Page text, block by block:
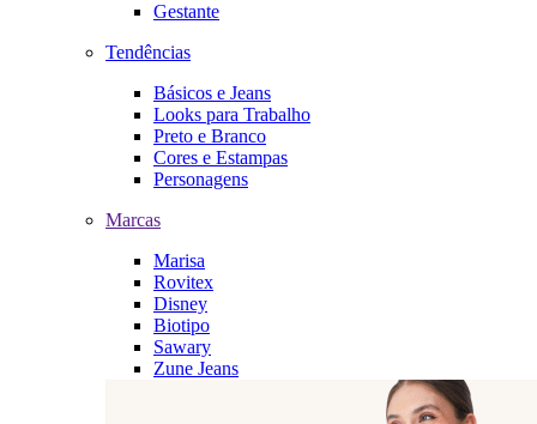
Gestante
Tendências
Básicos e Jeans
Looks para Trabalho
Preto e Branco
Cores e Estampas
Personagens
Marcas
Marisa
Rovitex
Disney
Biotipo
Sawary
Zune Jeans